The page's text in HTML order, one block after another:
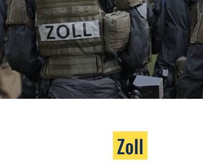
Zoll